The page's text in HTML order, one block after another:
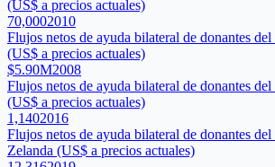
(US$ a precios actuales)
70,0002010
Flujos netos de ayuda bilateral de donantes
(US$ a precios actuales)
$5.90M2008
Flujos netos de ayuda bilateral de donantes
(US$ a precios actuales)
1,1402016
Flujos netos de ayuda bilateral de donantes
Zelanda (US$ a precios actuales)